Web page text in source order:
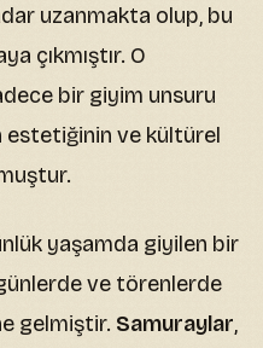
uzanmakta olup, bu
çıkmıştır. O
bir giyim unsuru
estetiğinin ve kültürel
yaşamda giyilen bir
ve törenlerde
gelmiştir. Samuraylar,